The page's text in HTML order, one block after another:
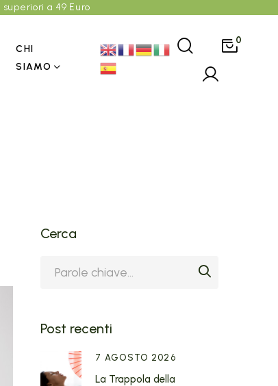
a 49 Euro
CHI
SIAMO
0
Cerca
Post recenti
7 AGOSTO 2026
La Trappola della